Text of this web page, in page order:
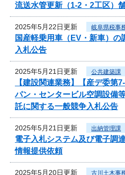
流送水管更新（1-2・2工区）
2025年5月22日更新 岐阜県税事
国産軽乗用車（EV・新車）の
入札公告
2025年5月21日更新 公共建築課
【建設関連業務】【産デ委第
パン・センタービル空調設備
託に関する一般競争入札公告
2025年5月21日更新 出納管理課
電子入札システム及び電子調
情報提供依頼
2025年5月20日更新 古川土木事